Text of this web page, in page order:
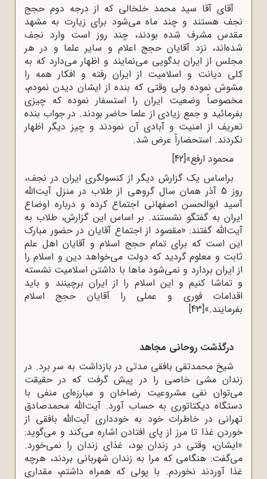
آقای آقا سید محمد خلخالی که از درجه دوم حجج
نجف هستند و چند ماه می‌شود برای زیارت به مشهد
مقدس مشرف شده بودند، چند روز است وارد نجف
شده‌اند، نزد آقایان حجج اعلام و سایر علما و در هر
مجلس از ایران بدگویی می‌نمایند و اظهار می‌دارد که به
کلی دیانت و اسلامیت از ایران رفته و افکار همه را
مشوش نموده ولی وقتی که بنده از ایشان دیدن نمودم،
مخصوصاً وضعیت ایران را استسفار نموده که چیزی
بفرمائید و جمع زیادی از علما حاضر بودند. در جواب بنده
تعریف از امنیت و آبادی آن نمودند و چیز دیگر اظهار
نکردند. استحضاراً عرض شد.
محمود ارفع»[42]
براساس یک گزارش دیگر از کنسولگری ایران در نجف،
روز 5 آذر همان سال گروهی از طلاب در منزل آیت‌الله
آسید ابوالحسن اصفهانی اجتماع کرده و درباره اوضاع
ایران به گفتگو نشستند. بر اساس این گزارش، طلاب به
آیت‌الله گفتند: «مقصود از اجتماع آقایان در حضور مبارک
این است که برای تمام حجج اسلام و آقایان اهل علم
ثابت و معلوم گردید که دولت می‌خواهد دین و اسلام را
از ایران بردارد و نمی‌شود ماها با داشتن اسلامیت نشسته
و تماشا کنیم و این اسلام را از ایران برچینند و باید
اقدامات فوری و عملی را آقایان حجج اسلام
بفرمایند.»[43]
درگذشت روحانی مجاهد
شیخ محمدتقی بافقی مدتی در بازداشت به سر برد. در
زندان مشى خاصى را در پیش گرفت که در حقیقت
مى‌توان نفى مشروعیت رضاخان و مبارزه‌اى منفى با
دستگاه دیکتاتورى به حساب آورد. آیت‌الله محمدصادق
تهرانى در خاطرات خود به خوددارى آیت‌الله بافقى از
خوردن غذا تا مرز از پاى افتادن اشاره مى‌کند و مى‌گوید:
«ایشان، وقتى در زندان بود، غذاى زندان را نمى‌خورد.
مى‌گفت: هنگامى که مرا به زندان شهربانى بردند، هرچه
غذا آوردند نخوردم. با پولى که همراه داشتم، مقدارى